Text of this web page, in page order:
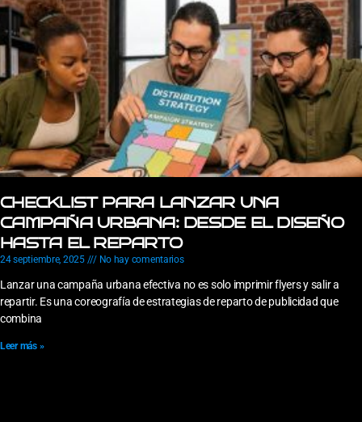
CHECKLIST PARA LANZAR UNA
CAMPAÑA URBANA: DESDE EL DISEÑO
HASTA EL REPARTO
24 septiembre, 2025 No hay comentarios
Lanzar una campaña urbana efectiva no es solo imprimir flyers y salir a
repartir. Es una coreografía de estrategias de reparto de publicidad que
combina
Leer más »